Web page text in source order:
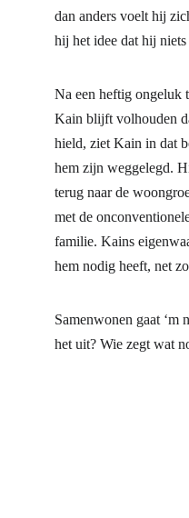
dan anders voelt hij
hij het idee dat hij
Na een heftig ongeluk
Kain blijft volhouden
hield, ziet Kain in dat
hem zijn weggelegd.
terug naar de
met de
familie. Kains
hem nodig heeft, net
Samenwonen gaat ‘m
het uit? Wie zegt wat